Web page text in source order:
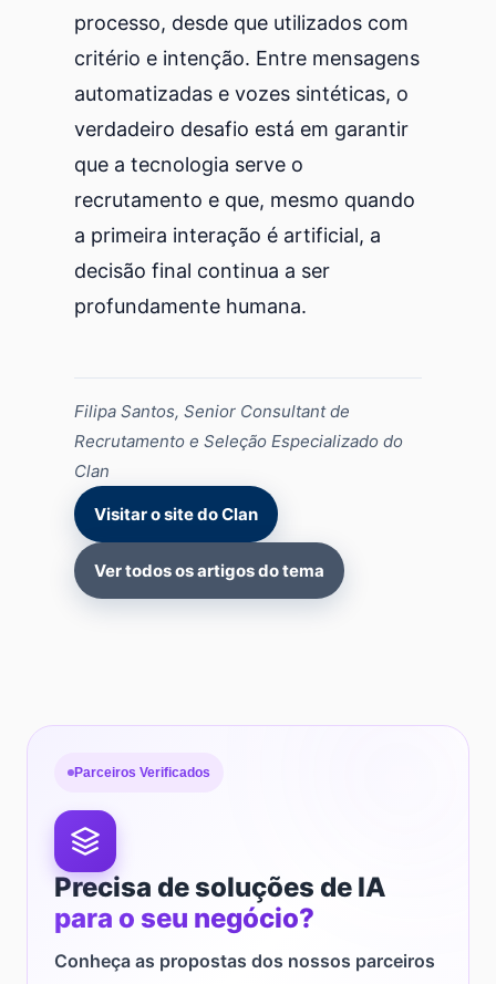
processo, desde que utilizados com
critério e intenção. Entre mensagens
automatizadas e vozes sintéticas, o
verdadeiro desafio está em garantir
que a tecnologia serve o
recrutamento e que, mesmo quando
a primeira interação é artificial, a
decisão final continua a ser
profundamente humana.
Filipa Santos, Senior Consultant de
Recrutamento e Seleção Especializado do
Clan
Visitar o site do Clan
Ver todos os artigos do tema
Parceiros Verificados
Precisa de soluções de IA
para o seu negócio?
Conheça as propostas dos nossos parceiros